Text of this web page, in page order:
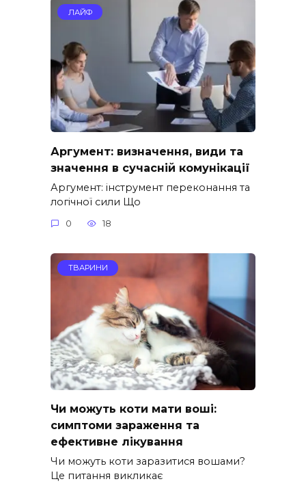
ЛАЙФ
Аргумент: визначення, види та
значення в сучасній комунікації
Аргумент: інструмент переконання та
логічної сили Що
0 18
ТВАРИНИ
Чи можуть коти мати воші:
симптоми зараження та
ефективне лікування
Чи можуть коти заразитися вошами?
Це питання викликає